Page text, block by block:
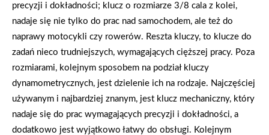
precyzji i dokładności; klucz o rozmiarze 3/8 cala z kolei,
nadaje się nie tylko do prac nad samochodem, ale też do
naprawy motocykli czy rowerów. Reszta kluczy, to klucze do
zadań nieco trudniejszych, wymagających cięższej pracy. Poza
rozmiarami, kolejnym sposobem na podział kluczy
dynamometrycznych, jest dzielenie ich na rodzaje. Najczęściej
używanym i najbardziej znanym, jest klucz mechaniczny, który
nadaje się do prac wymagających precyzji i dokładności, a
dodatkowo jest wyjątkowo łatwy do obsługi. Kolejnym